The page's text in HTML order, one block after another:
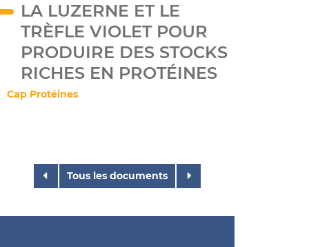
LA LUZERNE ET LE
TRÈFLE VIOLET POUR
PRODUIRE DES STOCKS
RICHES EN PROTÉINES
Cap Protéines
Tous les documents